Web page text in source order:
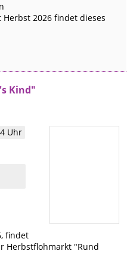
2026 findet dieses
Kind"
Uhr
findet
Herbstflohmarkt "Rund